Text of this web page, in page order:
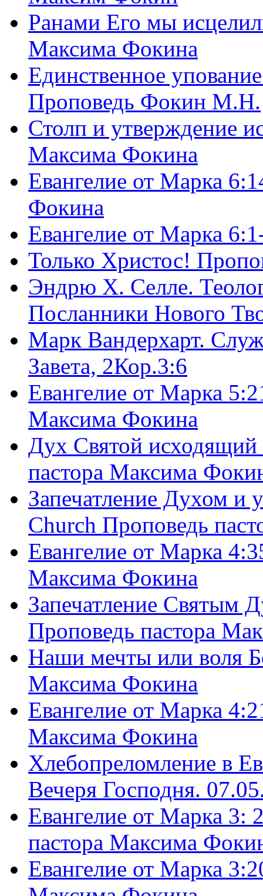
Ранами Его мы
Максима Фокина
Единственное
Проповедь Фокин М.Н.
Столп и утверждение
Максима Фокина
Евангелие от Марка
Фокина
Евангелие от Марка
Только Христос!
Эндрю Х. Селле.
Посланники Нового
Марк Вандерхарт.
Завета, 2Кор.3:6
Евангелие от Марка
Максима Фокина
Дух Святой
пастора Максима
Запечатление Духом и
Church Проповедь
Евангелие от Марка
Максима Фокина
Запечатление Святым
Проповедь пастора
Наши мечты или воля
Максима Фокина
Евангелие от Марка
Максима Фокина
Хлебопреломление в
Вечеря Господня.
Евангелие от Марка 3:
пастора Максима
Евангелие от Марка